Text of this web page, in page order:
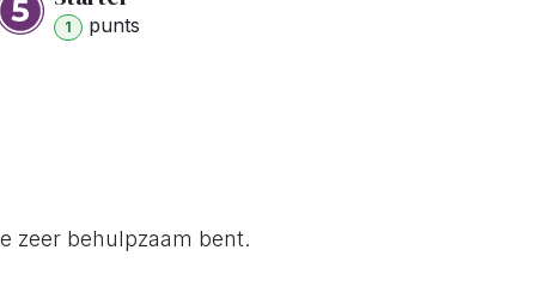
1 punts
zeer behulpzaam bent.